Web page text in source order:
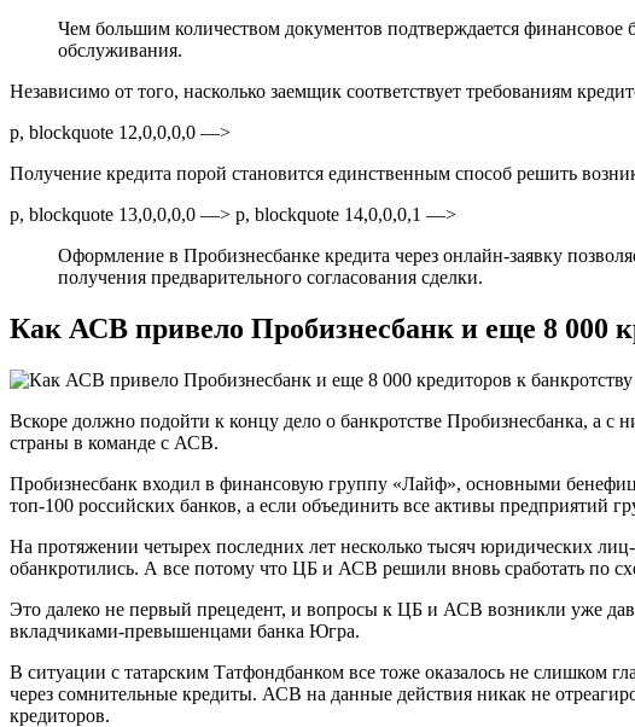
Чем большим количеством документов подтверждается
обслуживания.
Независимо от того, насколько заемщик соответствует требованиям
p, blockquote 12,0,0,0,0 —>
Получение кредита порой становится единственным способ решить
p, blockquote 13,0,0,0,0 —> p, blockquote 14,0,0,0,1 —>
Оформление в Пробизнесбанке кредита через онлайн-заявку
получения предварительного согласования сделки.
Как АСВ привело Пробизнесбанк и еще 8 000
Вскоре должно подойти к концу дело о банкротстве Пробизнесбанка, а с
страны в команде с АСВ.
Пробизнесбанк входил в финансовую группу «Лайф», основными
топ-100 российских банков, а если объединить все активы предприятий
На протяжении четырех последних лет несколько тысяч юридических
обанкротились. А все потому что ЦБ и АСВ решили вновь сработать по
Это далеко не первый прецедент, и вопросы к ЦБ и АСВ возникли уже
вкладчиками-превышенцами банка Югра.
В ситуации с татарским Татфондбанком все тоже оказалось не слишком
через сомнительные кредиты. АСВ на данные действия никак не
кредиторов.